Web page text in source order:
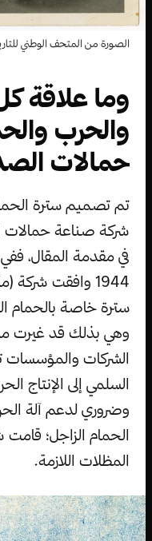
الصورة من المتحف الوطني
وما علاقة
والحرب
حمالات
تم تصميم سترة
شركة صناعة حمالات
في مقدمة المقال،
سترة خاصة بالحمام
وهي بذلك قد غيرت
الشركات والمؤسسات
السلمي إلى الإنتاج
وضروري لدعم آلة
الحمام الزاجل؛
المظلات اللازمة.